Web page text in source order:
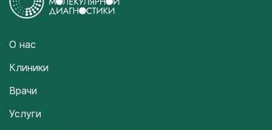
О нас
Клиники
Врачи
Услуги